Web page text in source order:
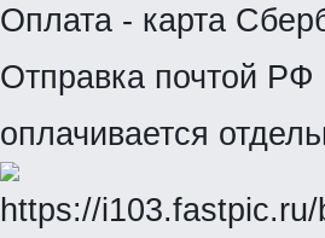
Оплата - карта
Отправка почтой
оплачивается